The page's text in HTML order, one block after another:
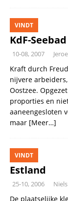
VINDT
KdF-
10-08, 2007
Kraft durch
nijvere
Oostzee.
proporties en
aaneengesloten
maar [Meer…]
VINDT
Estland
25-10, 2006
De plaatselijke